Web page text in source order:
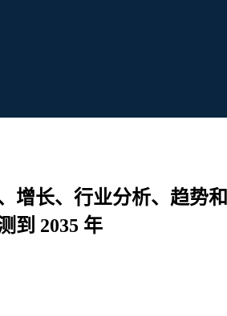
增长、行业分析、趋势
到 2035 年